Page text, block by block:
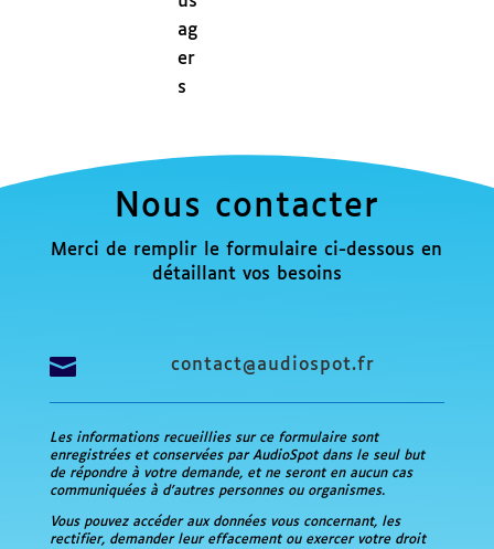
ag
er
s
Nous contacter
Merci de remplir le formulaire ci-dessous en
détaillant vos besoins
 contact@audiospot.fr
Les informations recueillies sur ce formulaire sont
enregistrées et conservées par AudioSpot dans le seul but
de répondre à votre demande, et ne seront en aucun cas
communiquées à d’autres personnes ou organismes.
Vous pouvez accéder aux données vous concernant, les
rectifier, demander leur effacement ou exercer votre droit